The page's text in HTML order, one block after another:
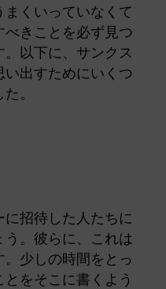
まくいっていなくて
べきことを必ず見つ
以下に、サンクス
い出すためにいくつ
。
招待した人たちに
。彼らに、これは
少しの時間をとっ
をそこに書くよう